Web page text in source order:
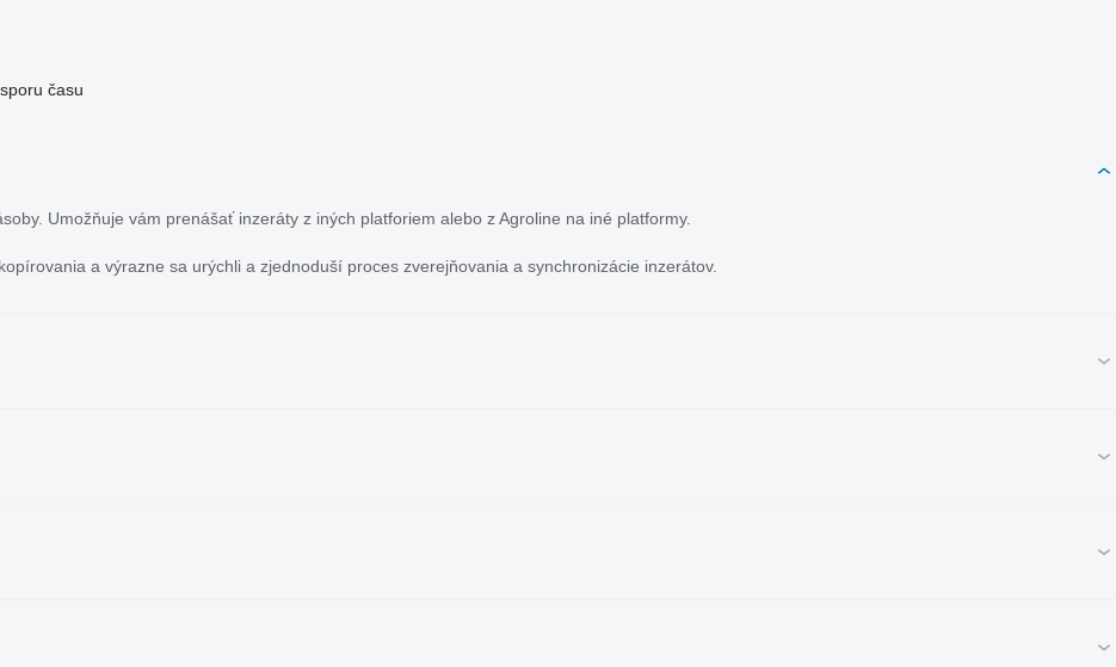
času
Umožňuje vám prenášať inzeráty z iných platforiem alebo z Agroline na iné platformy.
a výrazne sa urýchli a zjednoduší proces zverejňovania a synchronizácie inzerátov.